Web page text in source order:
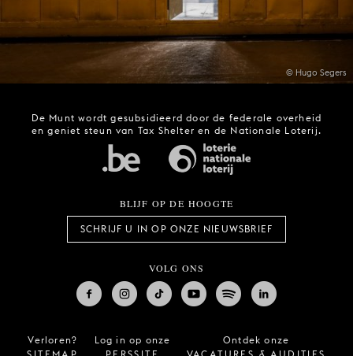
© Hugo Segers
De Munt wordt gesubsidieerd door de federale overheid
en geniet steun van Tax Shelter en de Nationale Loterij.
BLIJF OP DE HOOGTE
SCHRIJF U IN OP ONZE NIEUWSBRIEF
VOLG ONS
Verloren?
Log in op onze
Ontdek onze